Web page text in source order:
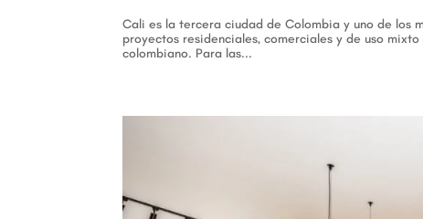
Cali es la tercera ciudad de Colombia y uno de los
proyectos residenciales, comerciales y de uso
colombiano. Para las...